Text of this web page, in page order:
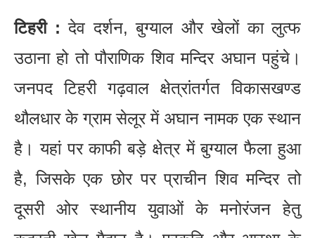
टिहरी : देव दर्शन, बुग्याल और खेलों का लुत्फ
उठाना हो तो पौराणिक शिव मन्दिर अघान पहुंचे।
जनपद टिहरी गढ़वाल क्षेत्रांतर्गत विकासखण्ड
थौलधार के ग्राम सेलूर में अघान नामक एक स्थान
है। यहां पर काफी बड़े क्षेत्र में बुग्याल फैला हुआ
है, जिसके एक छोर पर प्राचीन शिव मन्दिर तो
दूसरी ओर स्थानीय युवाओं के मनोरंजन हेतु